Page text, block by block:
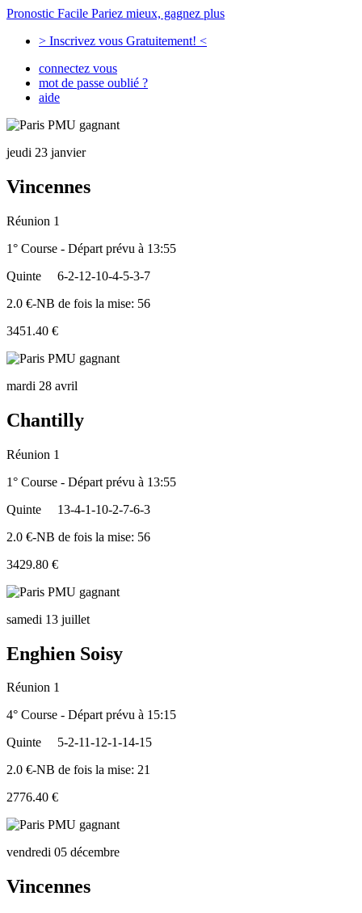
Pronostic Facile Pariez mieux, gagnez plus
> Inscrivez vous Gratuitement! <
connectez vous
mot de passe oublié ?
aide
jeudi 23 janvier
Vincennes
Réunion 1
1° Course - Départ prévu à 13:55
Quinte
6-2-12-10-4-5-3-7
2.0 €-NB de fois la mise: 56
3451.40 €
mardi 28 avril
Chantilly
Réunion 1
1° Course - Départ prévu à 13:55
Quinte
13-4-1-10-2-7-6-3
2.0 €-NB de fois la mise: 56
3429.80 €
samedi 13 juillet
Enghien Soisy
Réunion 1
4° Course - Départ prévu à 15:15
Quinte
5-2-11-12-1-14-15
2.0 €-NB de fois la mise: 21
2776.40 €
vendredi 05 décembre
Vincennes